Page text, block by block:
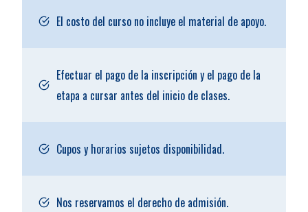
El costo del curso no incluye el material de apoyo.
Efectuar el pago de la inscripción y el pago de la
etapa a cursar antes del inicio de clases.
Cupos y horarios sujetos disponibilidad.
Nos reservamos el derecho de admisión.